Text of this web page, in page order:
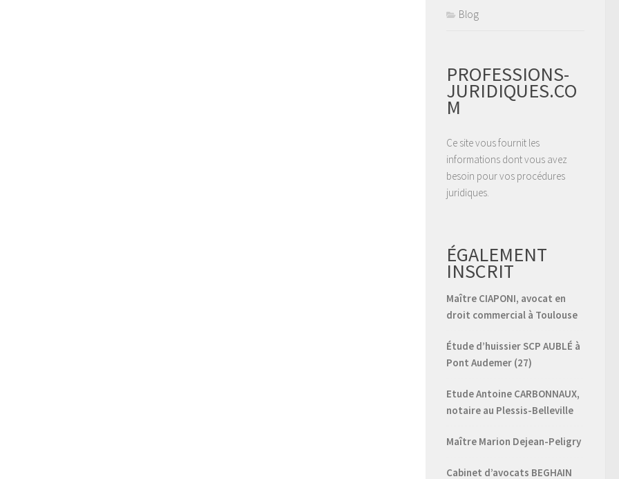
Blog
PROFESSIONS-
JURIDIQUES.CO
M
Ce site vous fournit les
informations dont vous avez
besoin pour vos procédures
juridiques.
ÉGALEMENT
INSCRIT
Maître CIAPONI, avocat en
droit commercial à Toulouse
Étude d’huissier SCP AUBLÉ à
Pont Audemer (27)
Etude Antoine CARBONNAUX,
notaire au Plessis-Belleville
Maître Marion Dejean-Peligry
Cabinet d’avocats BEGHAIN